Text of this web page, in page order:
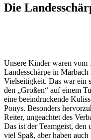
Die
Unsere Kinder waren vom
Landesschärpe in
Vielseitigkeit. Das war ein
den „Großen“ auf einem
eine beeindruckende
Ponys. Besonders
Reiter, ungeachtet des
Das ist der Teamgeist,
viel Spaß, aber haben